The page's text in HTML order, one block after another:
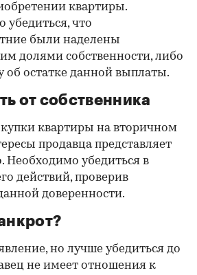
квартиры.
убедиться, что
были наделены
долями собственности, либо
об остатке данной выплаты.
от собственника
квартиры на вторичном
продавца представляет
Необходимо убедиться в
действий, проверив
доверенности.
но лучше убедиться до
не имеет отношения к